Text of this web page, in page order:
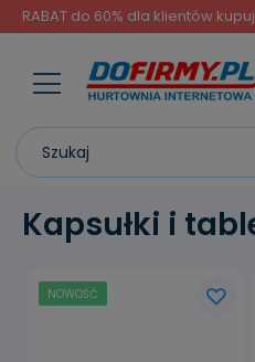
RABAT do 60% dla klientów
Kapsułki i
NOWOŚĆ